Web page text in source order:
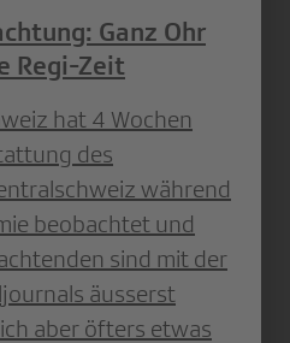
Ganz Ohr
Regi-Zeit
hat 4 Wochen
des
während
beobachtet und
sind mit der
äusserst
aber öfters etwas